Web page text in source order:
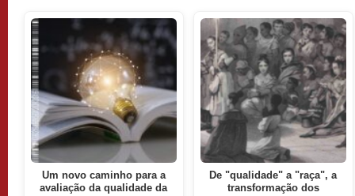
Um novo caminho para a
avaliação da qualidade da
De "qualidade" a "raça", a
transformação dos